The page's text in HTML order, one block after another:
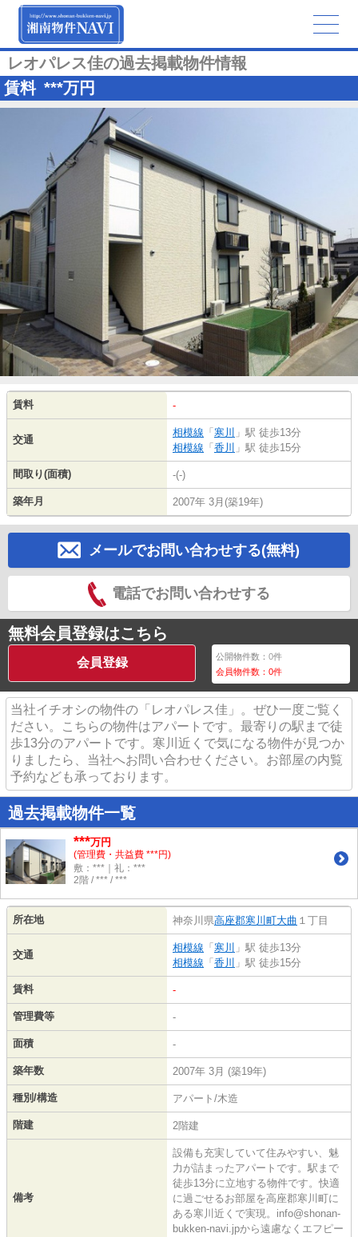
レオパレス佳の過去掲載物件情報
賃料 ***万円
賃料 -
交通
相模線 「 寒川 」駅 徒歩13分
相模線 「 香川 」駅 徒歩15分
間取り(面積) -(-)
築年月 2007年 3月(築19年)
メールでお問い合わせする(無料)
電話でお問い合わせする
無料会員登録はこちら
会員登録 公開物件数：0件
会員物件数：0件
当社イチオシの物件の「レオパレス佳」。ぜひ一度ご覧く
ださい。こちらの物件はアパートです。最寄りの駅まで徒
歩13分のアパートです。寒川近くで気になる物件が見つか
りましたら、当社へお問い合わせください。お部屋の内覧
予約なども承っております。
過去掲載物件一覧
***万円
(管理費・共益費 ***円)
敷：***｜礼：***
2階 / *** / ***
所在地 神奈川県高座郡寒川町大曲 １丁目
交通
相模線 「 寒川 」駅 徒歩13分
相模線 「 香川 」駅 徒歩15分
賃料 -
管理費等 -
面積 -
築年数 2007年 3月 (築19年)
種別/構造 アパート/木造
階建 2階建
備考
設備も充実していて住みやすい、魅
力が詰まったアパートです。駅まで
徒歩13分に立地する物件です。快適
に過ごせるお部屋を高座郡寒川町に
ある寒川近くで実現。info@shonan-
bukken-navi.jpから遠慮なくエフピー